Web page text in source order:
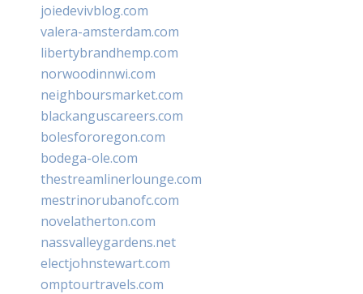
joiedevivblog.com
valera-amsterdam.com
libertybrandhemp.com
norwoodinnwi.com
neighboursmarket.com
blackanguscareers.com
bolesfororegon.com
bodega-ole.com
thestreamlinerlounge.com
mestrinorubanofc.com
novelatherton.com
nassvalleygardens.net
electjohnstewart.com
omptourtravels.com